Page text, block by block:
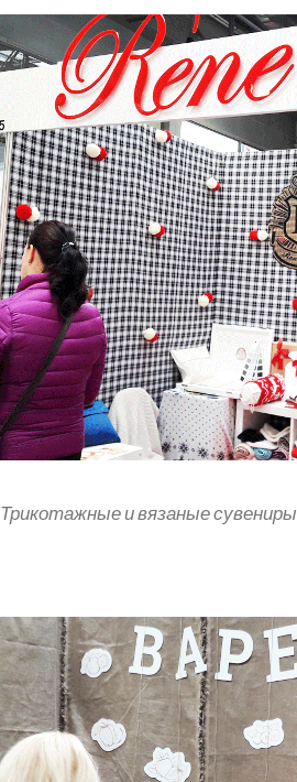
Трикотажные и вязаные сувениры